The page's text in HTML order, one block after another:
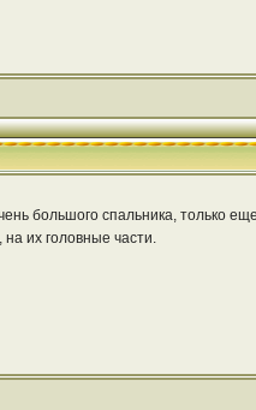
большого спальника,
их головные части.